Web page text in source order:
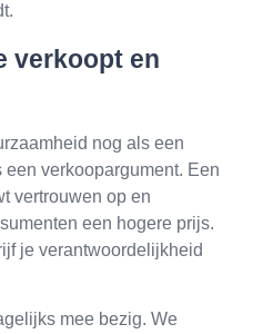
verkoopt en
nog als een
verkoopargument. Een
vertrouwen op en
een hogere prijs.
je verantwoordelijkheid
mee bezig. We